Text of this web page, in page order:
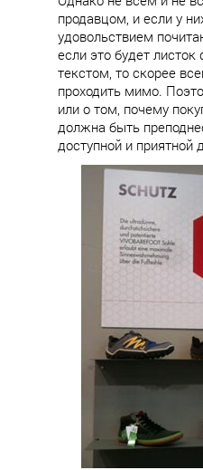
продавцом, и если у
удовольствием
если это будет
текстом, то скорее
проходить мимо.
или о том, почему
должна быть
доступной и приятной